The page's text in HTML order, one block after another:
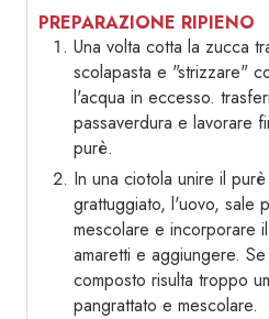
PREPARAZIONE RIPIENO
Una volta cotta la zucca
scolapasta e "strizzare"
l'acqua in eccesso.
passaverdura e lavorare
purè.
In una ciotola unire il
grattuggiato, l'uovo, sale
mescolare e incorporare
amaretti e aggiungere.
composto risulta troppo
pangrattato e mescolare.